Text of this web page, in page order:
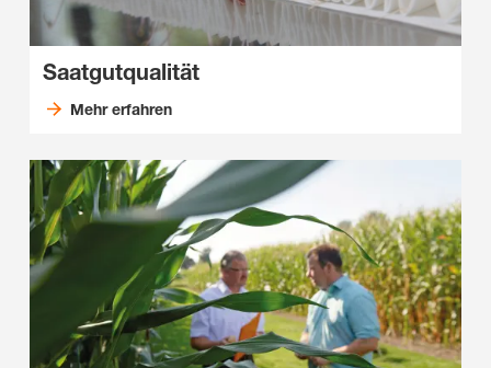
Saatgutqualität
Mehr erfahren